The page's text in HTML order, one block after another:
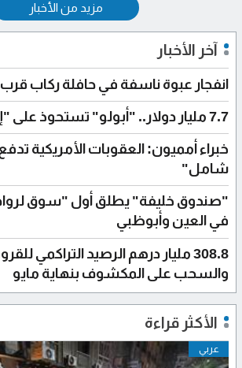
مزيد من الأخبار
آخر الأخبار
انفجار عبوة ناسفة في حافلة ركاب
7.7 مليار دولار.. "أبولو" تستحوذ على "إيزي جيت"
خبراء أمميون: العقوبات الأمريكية تدفع
شامل"
"صندوق خليفة" يطلق أول "سوق
في العين وأبوظبي
308.8 مليار درهم الرصيد التراكمي
والسحب على المكشوف بنهاية مايو
الأكثر قراءة
عربي